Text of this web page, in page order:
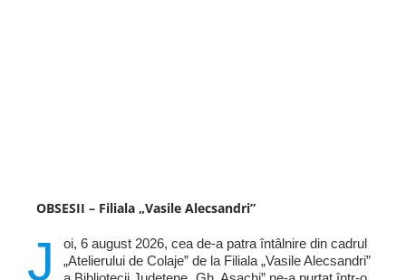
OBSESII – Filiala „Vasile Alecsandri”
J
oi, 6 august 2026, cea de-a patra întâlnire din cadrul
„Atelierului de Colaje” de la Filiala „Vasile Alecsandri”